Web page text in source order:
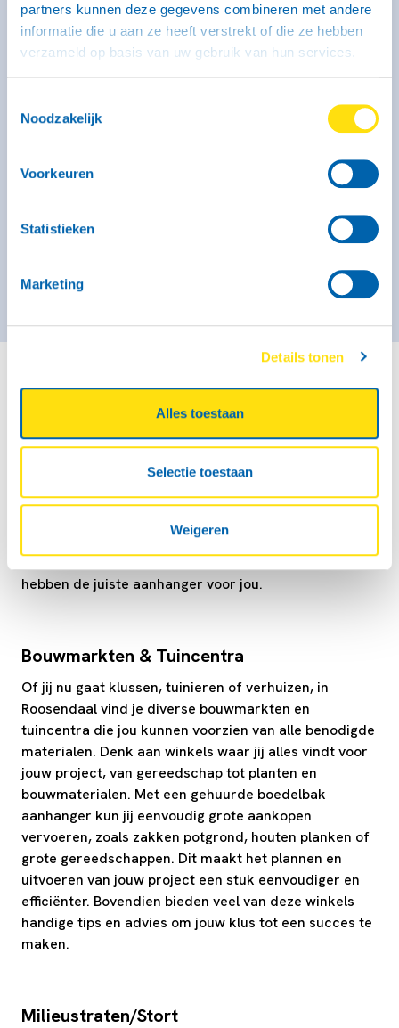
partners kunnen deze gegevens combineren met andere
informatie die u aan ze heeft verstrekt of die ze hebben
verzameld op basis van uw gebruik van hun services.
Noodzakelijk
Voorkeuren
Statistieken
Marketing
Details tonen
Alles toestaan
Selectie toestaan
Weigeren
Kenmerken
Binnenmaat: 246 x 131 x 150 cm
Vanaf € 44,- voor de eerste 3 uur (op zaterdag geldt dit
Locaties BP Langdonk in Roosendaal
BP Langdonk in Roosendaal is een centraal gelegen
tankstation dat bekend staat om zijn uitstekende
service en klantvriendelijkheid. Onze boedelbak
aanhangers bieden ruime laadruimte en een stevige
Langdonk Roosendaal en profiteer van kwaliteit en
flexibiliteit. Of je nu een kleine of grote klus hebt, wij
hebben de juiste aanhanger voor jou.
Bouwmarkten & Tuincentra
Of jij nu gaat klussen, tuinieren of verhuizen, in
Roosendaal vind je diverse bouwmarkten en
tuincentra die jou kunnen voorzien van alle benodigde
materialen. Denk aan winkels waar jij alles vindt voor
jouw project, van gereedschap tot planten en
bouwmaterialen. Met een gehuurde boedelbak
aanhanger kun jij eenvoudig grote aankopen
vervoeren, zoals zakken potgrond, houten planken of
grote gereedschappen. Dit maakt het plannen en
uitvoeren van jouw project een stuk eenvoudiger en
efficiënter. Bovendien bieden veel van deze winkels
handige tips en advies om jouw klus tot een succes te
maken.
Milieustraten/Stort